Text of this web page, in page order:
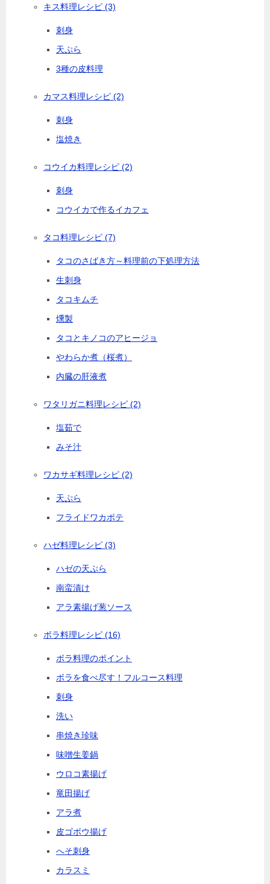
キス料理レシピ (3)
刺身
天ぷら
3種の皮料理
カマス料理レシピ (2)
刺身
塩焼き
コウイカ料理レシピ (2)
刺身
コウイカで作るイカフェ
タコ料理レシピ (7)
タコのさばき方～料理前の下処理方法
生刺身
タコキムチ
燻製
タコとキノコのアヒージョ
やわらか煮（桜煮）
内臓の肝液煮
ワタリガニ料理レシピ (2)
塩茹で
みそ汁
ワカサギ料理レシピ (2)
天ぷら
フライドワカポテ
ハゼ料理レシピ (3)
ハゼの天ぷら
南蛮漬け
アラ素揚げ葱ソース
ボラ料理レシピ (16)
ボラ料理のポイント
ボラを食べ尽す！フルコース料理
刺身
洗い
串焼き珍味
味噌生姜鍋
ウロコ素揚げ
竜田揚げ
アラ煮
皮ゴボウ揚げ
へそ刺身
カラスミ